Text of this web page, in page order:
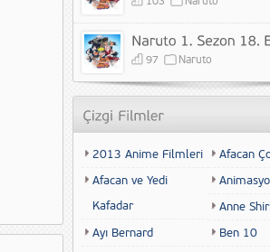
97 Naruto
2013 Anime Filmleri
Afacan
Afacan ve Yedi
Kafadar
Anne
Ayı Bernard
Ben 10